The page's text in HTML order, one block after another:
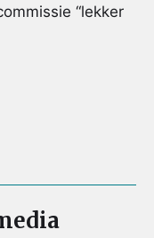
“lekker